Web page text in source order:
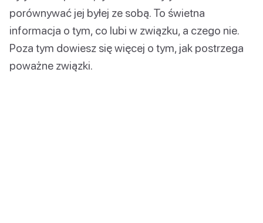
porównywać jej byłej ze sobą. To świetna
informacja o tym, co lubi w związku, a czego nie.
Poza tym dowiesz się więcej o tym, jak postrzega
poważne związki.